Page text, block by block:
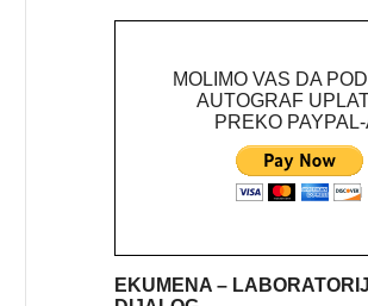
MOLIMO VAS DA
AUTOGRAF
PREKO
EKUMENA –